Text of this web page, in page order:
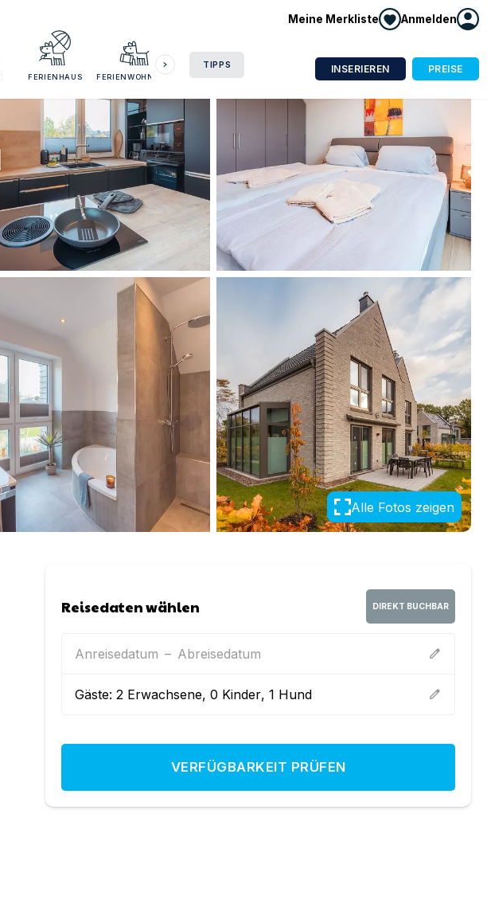
Meine Merkliste Anmelden
FERIENHAUS FERIENWOHNUNG
TIPPS INSERIEREN PREISE
Alle Fotos zeigen
Reisedaten wählen DIREKT BUCHBAR
Anreisedatum – Abreisedatum edit
Gäste:2 Erwachsene,0 Kinder,1 Hund edit
VERFÜGBARKEIT PRÜFEN